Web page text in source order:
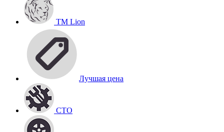
TM Lion
Лучшая цена
СТО